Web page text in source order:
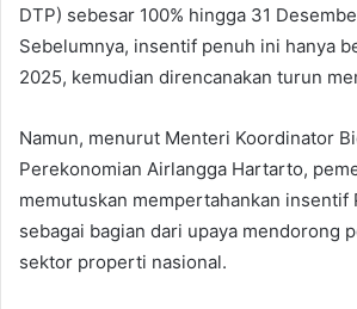
DTP) sebesar 100% hingga 31
Sebelumnya, insentif penuh ini hanya
2025, kemudian direncanakan turun
Namun, menurut Menteri Koordinator
Perekonomian Airlangga Hartarto,
memutuskan mempertahankan insentif
sebagai bagian dari upaya mendorong
sektor properti nasional.